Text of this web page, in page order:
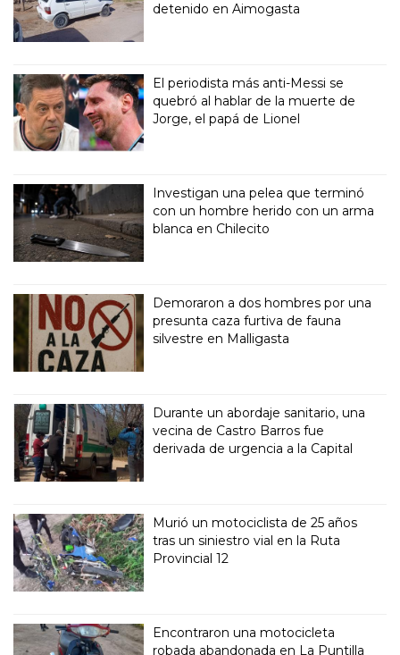
detenido en Aimogasta
El periodista más anti-Messi se
quebró al hablar de la muerte de
Jorge, el papá de Lionel
Investigan una pelea que terminó
con un hombre herido con un arma
blanca en Chilecito
Demoraron a dos hombres por una
presunta caza furtiva de fauna
silvestre en Malligasta
Durante un abordaje sanitario, una
vecina de Castro Barros fue
derivada de urgencia a la Capital
Murió un motociclista de 25 años
tras un siniestro vial en la Ruta
Provincial 12
Encontraron una motocicleta
robada abandonada en La Puntilla